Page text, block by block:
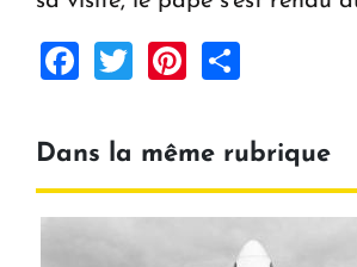
Facebook
TwitterPinterest
Dans la même rubrique